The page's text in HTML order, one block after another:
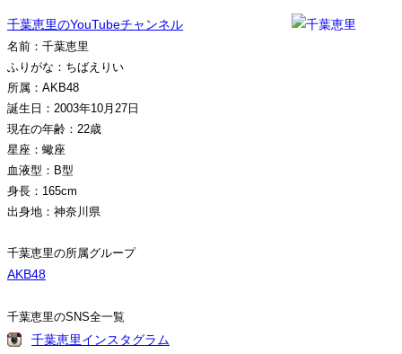
千葉恵里のYouTubeチャンネル
名前：千葉恵里
ふりがな：ちばえりい
所属：AKB48
誕生日：2003年10月27日
現在の年齢：22歳
星座：蠍座
血液型：B型
身長：165cm
出身地：神奈川県
千葉恵里の所属グループ
AKB48
千葉恵里のSNS全一覧
千葉恵里インスタグラム